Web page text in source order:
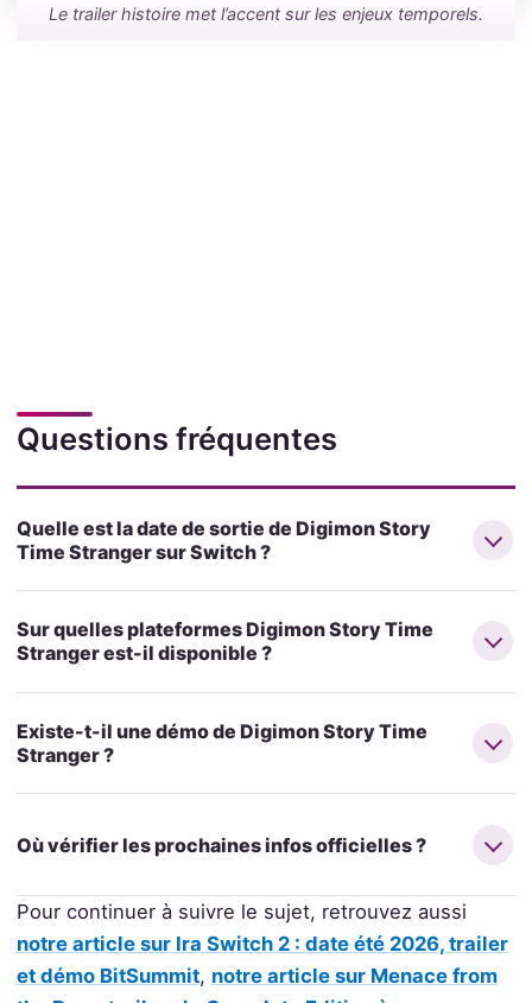
Le trailer histoire met l’accent sur les enjeux temporels.
Questions fréquentes
Quelle est la date de sortie de Digimon Story
Time Stranger sur Switch ?
Sur quelles plateformes Digimon Story Time
Stranger est-il disponible ?
Existe-t-il une démo de Digimon Story Time
Stranger ?
Où vérifier les prochaines infos officielles ?
Pour continuer à suivre le sujet, retrouvez aussi
notre article sur Ira Switch 2 : date été 2026, trailer
et démo BitSummit, notre article sur Menace from